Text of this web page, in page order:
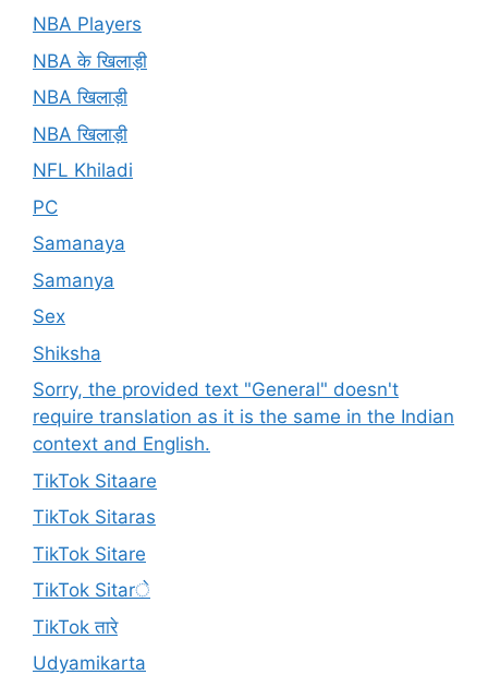
NBA Players
NBA के खिलाड़ी
NBA खिलाड़ी
NBA खिलाड़ी
NFL Khiladi
PC
Samanaya
Samanya
Sex
Shiksha
Sorry, the provided text "General" doesn't
require translation as it is the same in the Indian
context and English.
TikTok Sitaare
TikTok Sitaras
TikTok Sitare
TikTok Sitarे
TikTok तारे
Udyamikarta